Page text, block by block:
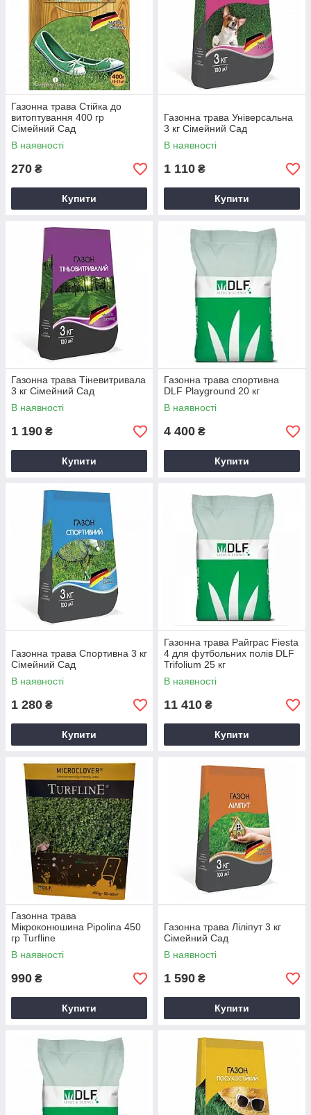
Газонна трава Стійка до
витоптування 400 гр
Сімейний Сад
В наявності
270 ₴
Купити
Газонна трава Універсальна
3 кг Сімейний Сад
В наявності
1 110 ₴
Купити
Газонна трава Тіневитривала
3 кг Сімейний Сад
В наявності
1 190 ₴
Купити
Газонна трава спортивна
DLF Playground 20 кг
В наявності
4 400 ₴
Купити
Газонна трава Спортивна 3 кг
Сімейний Сад
В наявності
1 280 ₴
Купити
Газонна трава Райграс Fiesta
4 для футбольних полів DLF
Trifolium 25 кг
В наявності
11 410 ₴
Купити
Газонна трава
Мікроконюшина Pipolina 450
гр Turfline
В наявності
990 ₴
Купити
Газонна трава Ліліпут 3 кг
Сімейний Сад
В наявності
1 590 ₴
Купити